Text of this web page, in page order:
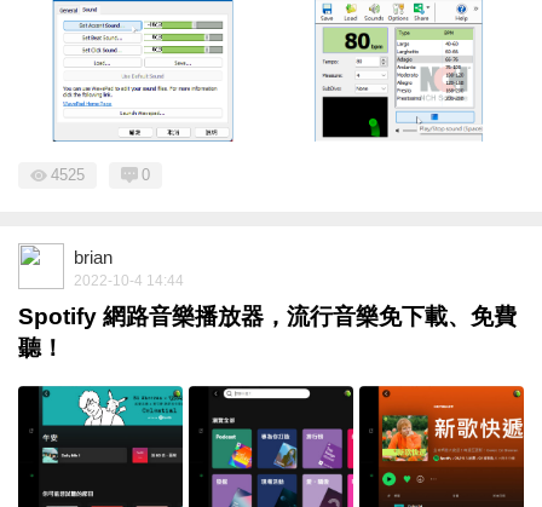
4525 0
brian
2022-10-4 14:44
Spotify 網路音樂播放器，流行音樂免下載、免費
聽！